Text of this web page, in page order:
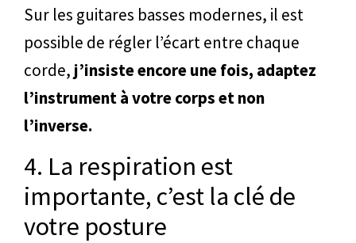
Sur les guitares basses modernes, il est
possible de régler l’écart entre chaque
corde, j’insiste encore une fois, adaptez
l’instrument à votre corps et non
l’inverse.
4. La respiration est
importante, c’est la clé de
votre posture